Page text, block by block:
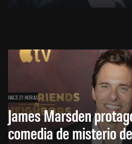
HACE 21 HORAS
James Marsden
comedia de misterio